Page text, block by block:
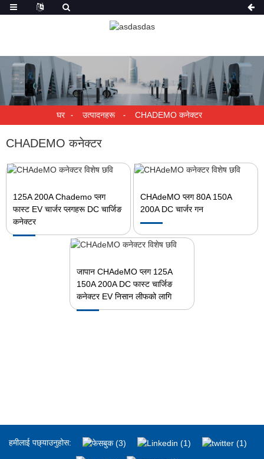
घर उत्पादनहरू CHADEMO कनेक्टर
CHADEMO कनेक्टर
125A 200A Chademo प्लग
फास्ट EV चार्जर प्लगहरू DC चार्जिङ
कनेक्टर
CHAdeMO प्लग 80A 150A
200A DC चार्जर गन
जापान CHAdeMO प्लग 125A
150A 200A DC फास्ट चार्जिङ
कनेक्टर EV निसान लीफको लागि
हमीलाई पछ्याउनुहोस: